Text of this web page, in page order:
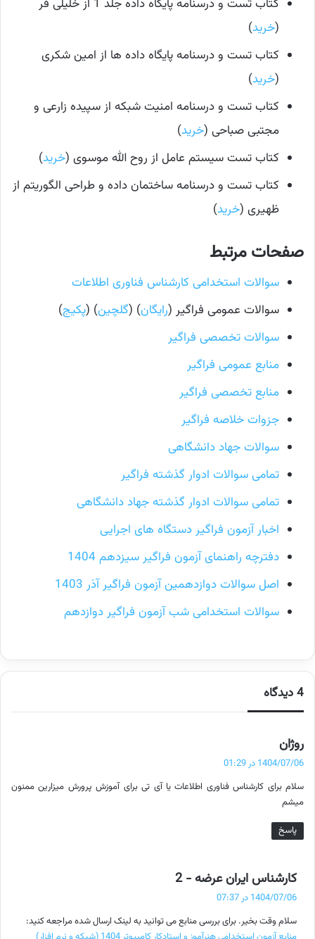
کتاب تست و درسنامه پایگاه داده جلد 1 از خلیلی فر
(خرید)
کتاب تست و درسنامه پایگاه داده ها از امین شکری
(خرید)
کتاب تست و درسنامه امنیت شبکه از سپیده زارعی و
مجتبی صباحی (خرید)
کتاب تست سیستم عامل از روح الله موسوی (خرید)
کتاب تست و درسنامه ساختمان داده و طراحی الگوریتم از
ظهیری (خرید)
صفحات مرتبط
سوالات استخدامی کارشناس فناوری اطلاعات
سوالات عمومی فراگیر (رایگان) (گلچین) (پکیج)
سوالات تخصصی فراگیر
منابع عمومی فراگیر
منابع تخصصی فراگیر
جزوات خلاصه فراگیر
سوالات جهاد دانشگاهی
تمامی سوالات ادوار گذشته فراگیر
تمامی سوالات ادوار گذشته جهاد دانشگاهی
اخبار آزمون فراگیر دستگاه های اجرایی
دفترچه راهنمای آزمون فراگیر سیزدهم 1404
اصل سوالات دوازدهمین آزمون فراگیر آذر 1403
سوالات استخدامی شب آزمون فراگیر دوازدهم
4 دیدگاه
روژان
ف
:
1404/07/06 در 01:29
سلام برای کارشناس فناوری اطلاعات یا آی تی برای آموزش پرورش میزارین ممنون
میشم
پاسخ
کارشناس ایران عرضه - 2
:
1404/07/06 در 07:37
سلام وقت بخیر. برای بررسی منابع می توانید به لینک ارسال شده مراجعه کنید: